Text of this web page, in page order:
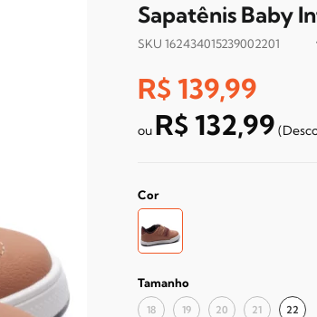
Sapatênis Baby
SKU 162434015239002201
R$ 139,99
R$ 132,99
Cor
Tamanho
18 19 20 21 22